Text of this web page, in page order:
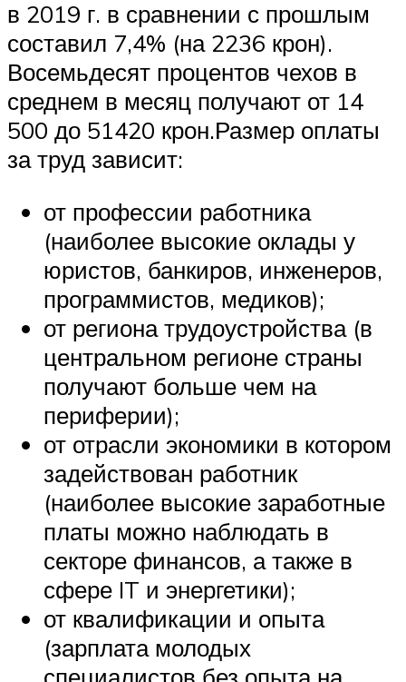
в 2019 г. в сравнении с прошлым
составил 7,4% (на 2236 крон).
Восемьдесят процентов чехов в
среднем в месяц получают от 14
500 до 51420 крон.Размер оплаты
за труд зависит:
от профессии работника
(наиболее высокие оклады у
юристов, банкиров, инженеров,
программистов, медиков);
от региона трудоустройства (в
центральном регионе страны
получают больше чем на
периферии);
от отрасли экономики в котором
задействован работник
(наиболее высокие заработные
платы можно наблюдать в
секторе финансов, а также в
сфере IT и энергетики);
от квалификации и опыта
(зарплата молодых